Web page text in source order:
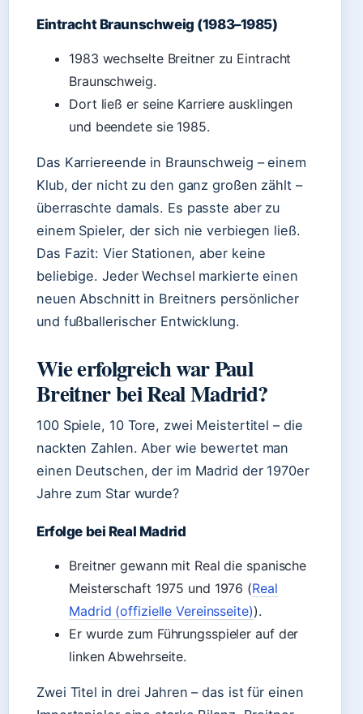
Eintracht Braunschweig (1983–1985)
1983 wechselte Breitner zu Eintracht
Braunschweig.
Dort ließ er seine Karriere ausklingen
und beendete sie 1985.
Das Karriereende in Braunschweig – einem
Klub, der nicht zu den ganz großen zählt –
überraschte damals. Es passte aber zu
einem Spieler, der sich nie verbiegen ließ.
Das Fazit: Vier Stationen, aber keine
beliebige. Jeder Wechsel markierte einen
neuen Abschnitt in Breitners persönlicher
und fußballerischer Entwicklung.
Wie erfolgreich war Paul
Breitner bei Real Madrid?
100 Spiele, 10 Tore, zwei Meistertitel – die
nackten Zahlen. Aber wie bewertet man
einen Deutschen, der im Madrid der 1970er
Jahre zum Star wurde?
Erfolge bei Real Madrid
Breitner gewann mit Real die spanische
Meisterschaft 1975 und 1976 (Real
Madrid (offizielle Vereinsseite)).
Er wurde zum Führungsspieler auf der
linken Abwehrseite.
Zwei Titel in drei Jahren – das ist für einen